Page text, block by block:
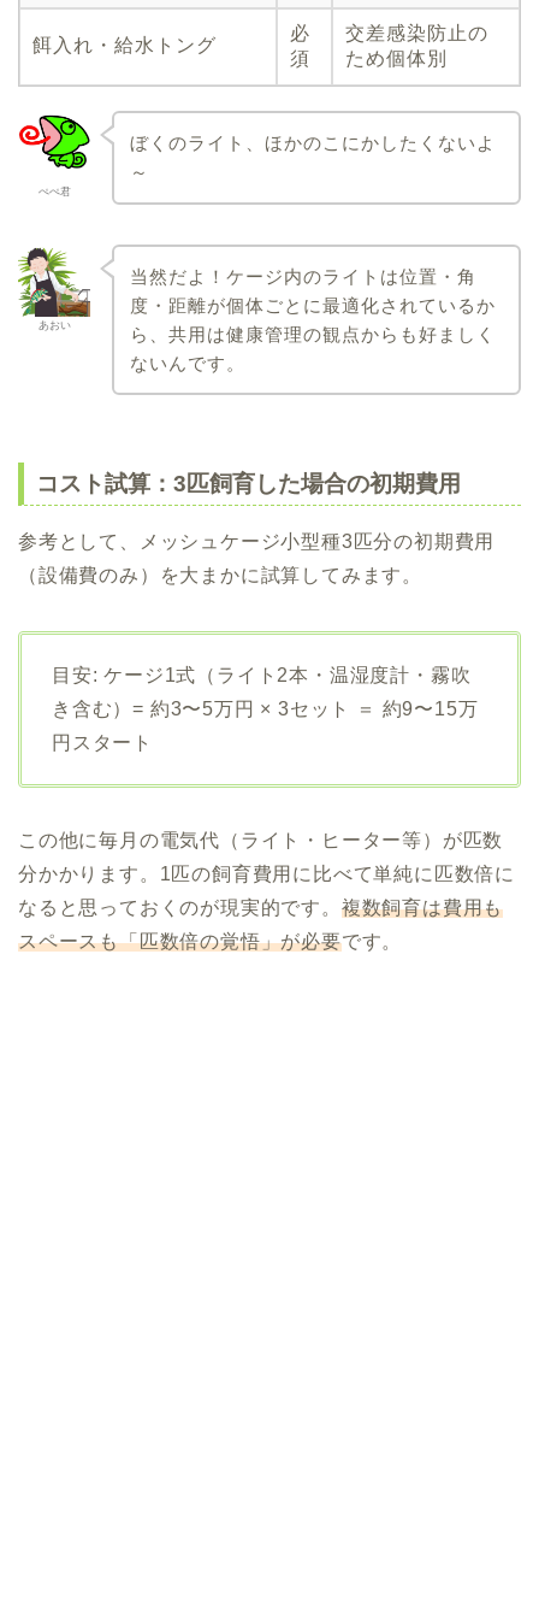
餌入れ・給水トング
必
須
交差感染防止の
ため個体別
ぺぺ君
ぼくのライト、ほかのこにかしたくないよ
～
あおい
当然だよ！ケージ内のライトは位置・角
度・距離が個体ごとに最適化されているか
ら、共用は健康管理の観点からも好ましく
ないんです。
コスト試算：3匹飼育した場合の初期費用
参考として、メッシュケージ小型種3匹分の初期費用
（設備費のみ）を大まかに試算してみます。
目安: ケージ1式（ライト2本・温湿度計・霧吹
き含む）= 約3〜5万円 × 3セット ＝ 約9〜15万
円スタート
この他に毎月の電気代（ライト・ヒーター等）が匹数
分かかります。1匹の飼育費用に比べて単純に匹数倍に
なると思っておくのが現実的です。 複数飼育は費用も
スペースも「匹数倍の覚悟」が必要です。